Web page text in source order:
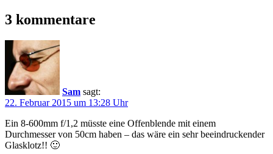
3 kommentare
Sam sagt:
22. Februar 2015 um 13:28 Uhr
Ein 8-600mm f/1,2 müsste eine Offenblende mit einem
Durchmesser von 50cm haben – das wäre ein sehr beeindruckender
Glasklotz!! 🙂